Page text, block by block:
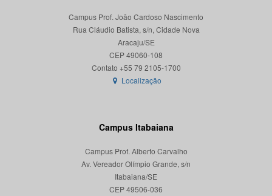
Campus Prof. João Cardoso Nascimento
Rua Cláudio Batista, s/n, Cidade Nova
Aracaju/SE
CEP 49060-108
Localização
Campus Itabaiana
Campus Prof. Alberto Carvalho
Av. Vereador Olímpio Grande, s/n
Itabaiana/SE
CEP 49506-036